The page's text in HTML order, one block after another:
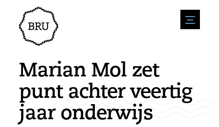
menu
Agenda
Evenement aanmelden
Overnachting
Natuur en water
Sport
Bezienswaardigheden
Bereikbaarheid
Parkeren
Leefomgeving
Vacatures
Marian Mol zet
punt achter veertig
jaar onderwijs